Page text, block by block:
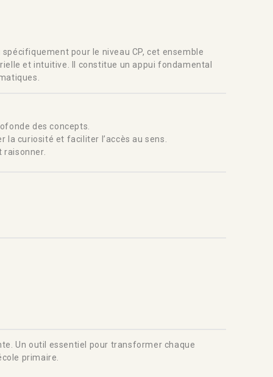
pour le niveau CP, cet ensemble
et intuitive. Il constitue un appui fondamental
des concepts.
curiosité et faciliter l’accès au sens.
raisonner.
Un outil essentiel pour transformer chaque
primaire.